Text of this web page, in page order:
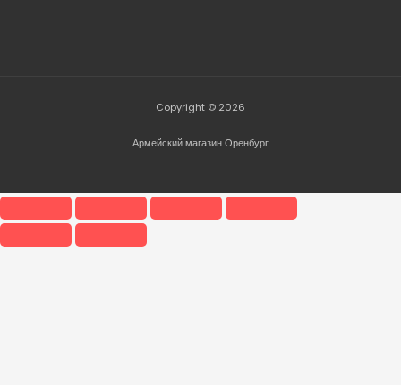
Copyright © 2026
Армейский магазин Оренбург